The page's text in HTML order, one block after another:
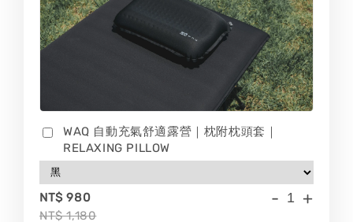
WAQ 自動充氣舒適露營｜枕附枕頭套｜
RELAXING PILLOW
NT$ 980
NT$ 1,180
- +